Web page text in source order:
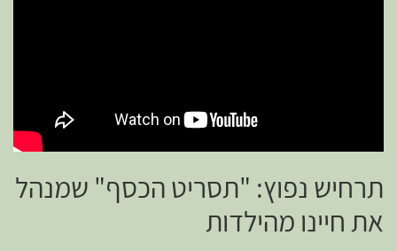
תרחיש נפוץ: "תסריט הכסף" שמנהל
את חיינו מהילדות